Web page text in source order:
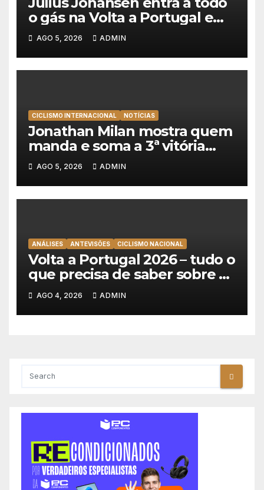
o gás na Volta a Portugal e
lidera dobradinha da UAE
Team Emirates em Lisboa
AGO 5, 2026 ADMIN
CICLISMO INTERNACIONAL NOTÍCIAS
Jonathan Milan mostra quem
manda e soma a 3ª vitória
consecutiva na Volta a
Polónia
AGO 5, 2026 ADMIN
ANÁLISES ANTEVISÕES CICLISMO NACIONAL
Volta a Portugal 2026 – tudo o
que precisa de saber sobre as
equipas e o percurso
AGO 4, 2026 ADMIN